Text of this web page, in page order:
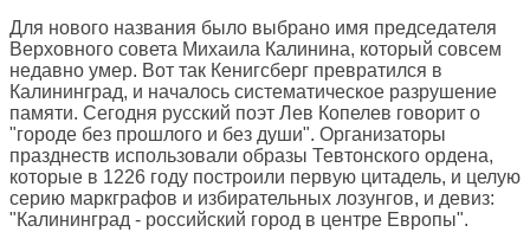
Для нового названия было выбрано имя председателя
Верховного совета Михаила Калинина, который совсем
недавно умер. Вот так Кенигсберг превратился в
Калининград, и началось систематическое разрушение
памяти. Сегодня русский поэт Лев Копелев говорит о
"городе без прошлого и без души". Организаторы
празднеств использовали образы Тевтонского ордена,
которые в 1226 году построили первую цитадель, и целую
серию маркграфов и избирательных лозунгов, и девиз:
"Калининград - российский город в центре Европы".